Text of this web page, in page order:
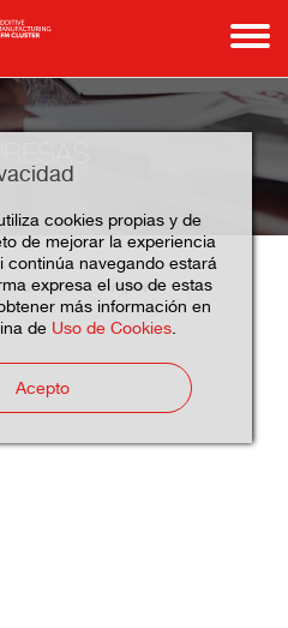
cookies propias y de
de mejorar la experiencia
continúa navegando estará
expresa el uso de estas
más información en
de Uso de Cookies.
Acepto
Asociados Ampere